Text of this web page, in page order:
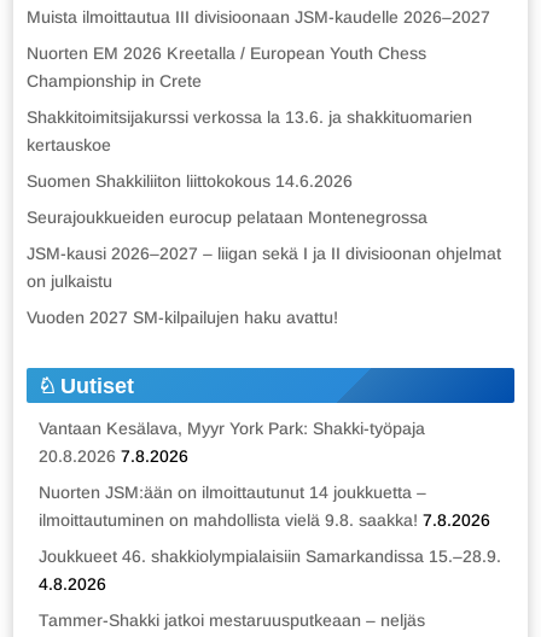
Muista ilmoittautua III divisioonaan JSM-kaudelle 2026–2027
Nuorten EM 2026 Kreetalla / European Youth Chess
Championship in Crete
Shakkitoimitsijakurssi verkossa la 13.6. ja shakkituomarien
kertauskoe
Suomen Shakkiliiton liittokokous 14.6.2026
Seurajoukkueiden eurocup pelataan Montenegrossa
JSM-kausi 2026–2027 – liigan sekä I ja II divisioonan ohjelmat
on julkaistu
Vuoden 2027 SM-kilpailujen haku avattu!
Uutiset
Vantaan Kesälava, Myyr York Park: Shakki-työpaja
20.8.2026 7.8.2026
Nuorten JSM:ään on ilmoittautunut 14 joukkuetta –
ilmoittautuminen on mahdollista vielä 9.8. saakka! 7.8.2026
Joukkueet 46. shakkiolympialaisiin Samarkandissa 15.–28.9.
4.8.2026
Tammer-Shakki jatkoi mestaruusputkeaan – neljäs